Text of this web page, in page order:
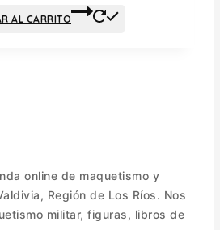
AL CARRITO
online de maquetismo y
Región de Los Ríos. Nos
militar, figuras, libros de